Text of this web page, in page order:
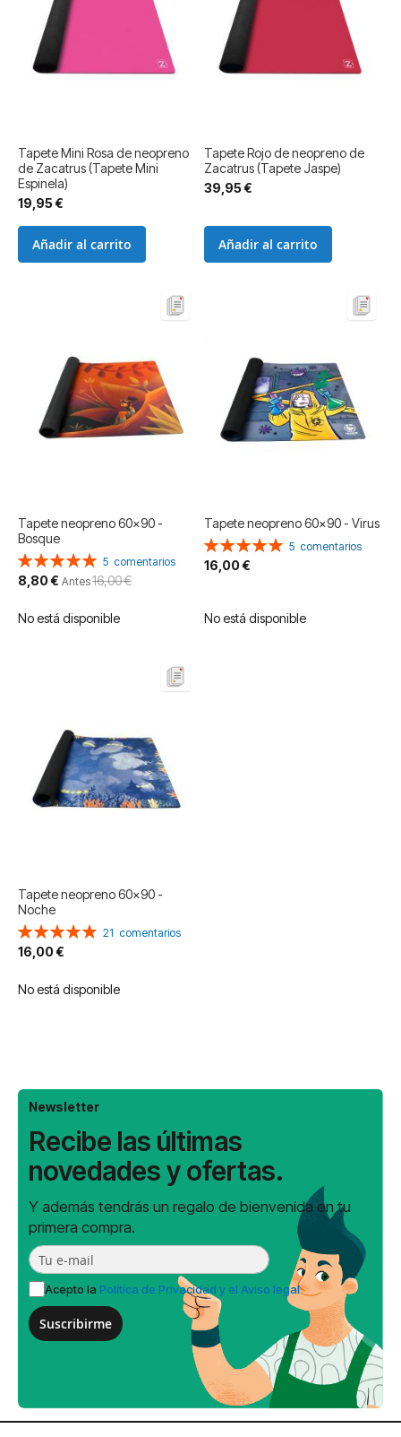
Tapete Mini Rosa de neopreno
de Zacatrus (Tapete Mini
Espinela)
19,95 €
Añadir al carrito
Tapete Rojo de neopreno de
Zacatrus (Tapete Jaspe)
39,95 €
Añadir al carrito
Tapete neopreno 60x90 -
Bosque
Valoración:
100%
5 comentarios
Precio
especial
8,80 € Antes16,00 €
No está disponible
Tapete neopreno 60x90 - Virus
Valoración:
100%
5 comentarios
16,00 €
No está disponible
Tapete neopreno 60x90 -
Noche
Valoración:
99%
21 comentarios
16,00 €
No está disponible
Newsletter
Recibe las últimas
novedades y ofertas.
Y además tendrás un regalo de bienvenida en tu
primera compra.
Acepto la Política de Privacidad y el Aviso legal
Suscribirme